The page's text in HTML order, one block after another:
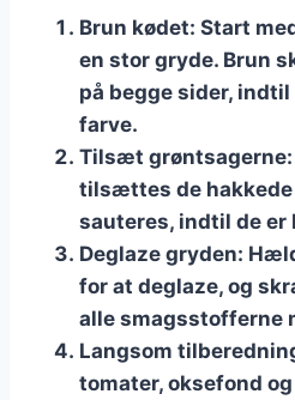
Brun kødet: Start
en stor gryde. Brun
på begge sider,
farve.
Tilsæt grøntsagerne
tilsættes de hakkede
sauteres, indtil de er
Deglaze gryden:
for at deglaze, og
alle smagsstofferne
Langsom
tomater, oksefond